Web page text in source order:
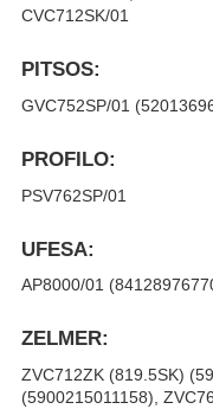
CVC712SK/01
PITSOS:
GVC752SP/01
PROFILO:
PSV762SP/01
UFESA:
AP8000/01
ZELMER:
ZVC712ZK (819.5SK)
(5900215011158),